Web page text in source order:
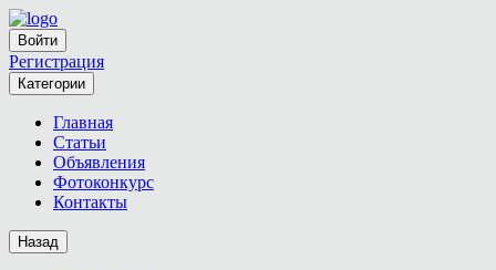
Войти
Регистрация
Категории
Главная
Статьи
Объявления
Фотоконкурс
Контакты
Назад